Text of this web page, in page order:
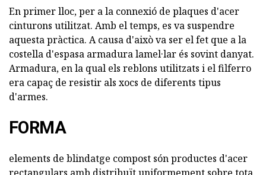
En primer lloc, per a la connexió de plaques d'acer
cinturons utilitzat. Amb el temps, es va suspendre
aquesta pràctica. A causa d'això va ser el fet que a la
costella d'espasa armadura lamel·lar és sovint danyat.
Armadura, en la qual els reblons utilitzats i el filferro
era capaç de resistir als xocs de diferents tipus
d'armes.
FORMA
elements de blindatge compost són productes d'acer